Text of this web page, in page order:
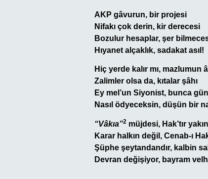
AKP gâvurun, bir projesi
Nifakı çok derin, kir derecesi
Bozulur hesaplar, şer
Hıyanet alçaklık, sadakat asıl!
Hiç yerde kalır mı, mazlumun
Zalimler olsa da, kıtalar şâhı
Ey mel’un Siyonist, bunca
Nasıl ödyeceksin, düşün bir
“Vâkıa”2 müjdesi, Hak’tır
Karar halkın değil, Cenab-ı
Şüphe şeytandandır, kalbin
Devran değişiyor, bayram